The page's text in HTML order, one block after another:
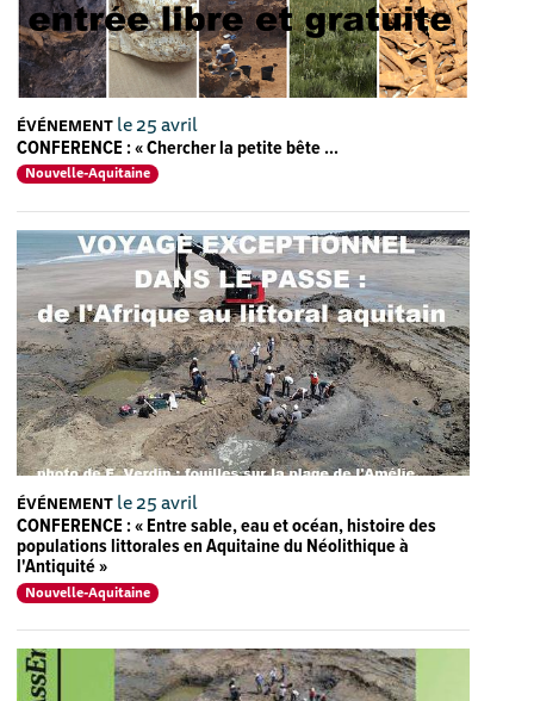
ÉVÉNEMENT le 25 avril
CONFERENCE : « Chercher la petite bête ...
Nouvelle-Aquitaine
ÉVÉNEMENT le 25 avril
CONFERENCE : « Entre sable, eau et océan, histoire des
populations littorales en Aquitaine du Néolithique à
l'Antiquité »
Nouvelle-Aquitaine